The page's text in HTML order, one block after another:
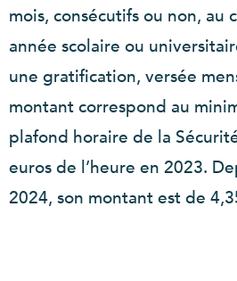
mois, consécutifs ou non, au
année scolaire ou
une gratification, versée
montant correspond au
plafond horaire de la
euros de l’heure en 2023.
2024, son montant est de